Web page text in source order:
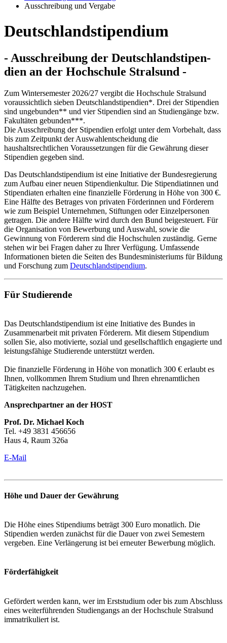
Ausschreibung und Vergabe
Deutsch­land­stipendium
- Auss­chrei­bung der Deutsch­land­stipen­
dien an der Hochschule Stral­sund -
Zum Wintersemester 2026/27 vergibt die Hochschule Stralsund
voraussichtlich sieben Deutschlandstipendien*. Drei der Stipendien
sind ungebunden** und vier Stipendien sind an Studiengänge bzw.
Fakultäten gebunden***.
Die Ausschreibung der Stipendien erfolgt unter dem Vorbehalt, dass
bis zum Zeitpunkt der Auswahlentscheidung die
haushaltsrechtlichen Voraussetzungen für die Gewährung dieser
Stipendien gegeben sind.
Das Deutschlandstipendium ist eine Initiative der Bundesregierung
zum Aufbau einer neuen Stipendienkultur. Die Stipendiatinnen und
Stipendiaten erhalten eine finanzielle Förderung in Höhe von 300 €.
Eine Hälfte des Betrages von privaten Förderinnen und Förderern
wie zum Beispiel Unternehmen, Stiftungen oder Einzelpersonen
getragen. Die andere Hälfte wird durch den Bund beigesteuert. Für
die Organisation von Bewerbung und Auswahl, sowie die
Gewinnung von Förderern sind die Hochschulen zuständig. Gerne
stehen wir bei Fragen daher zu Ihrer Verfügung. Umfassende
Informationen bieten die Seiten des Bundesministeriums für Bildung
und Forschung zum Deutschlandstipendium.
Für Studierende
Das Deutschlandstipendium ist eine Initiative des Bundes in
Zusammenarbeit mit privaten Förderern. Mit diesem Stipendium
sollen Sie, also motivierte, sozial und gesellschaftlich engagierte und
leistungsfähige Studierende unterstützt werden.
Die finanzielle Förderung in Höhe von monatlich 300 € erlaubt es
Ihnen, vollkommen Ihrem Studium und Ihren ehrenamtlichen
Tätigkeiten nachzugehen.
Ansprechpartner an der HOST
Prof. Dr. Michael Koch
Tel. +49 3831 456656
Haus 4, Raum 326a
E-Mail
Höhe und Dauer der Gewährung
Die Höhe eines Stipendiums beträgt 300 Euro monatlich. Die
Stipendien werden zunächst für die Dauer von zwei Semestern
vergeben. Eine Verlängerung ist bei erneuter Bewerbung möglich.
Förderfähigkeit
Gefördert werden kann, wer im Erststudium oder bis zum Abschluss
eines weiterführenden Studiengangs an der Hochschule Stralsund
immatrikuliert ist.